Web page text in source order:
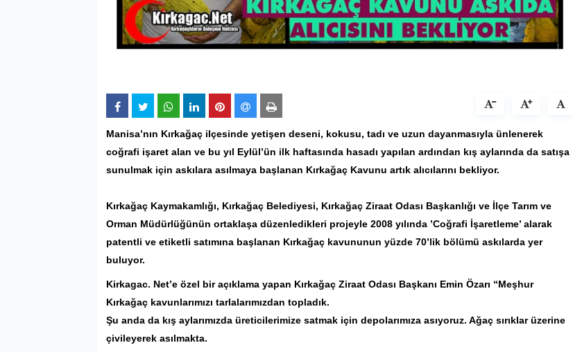
Manisa’nın Kırkağaç ilçesinde yetişen deseni, kokusu, tadı ve uzun dayanmasıyla ünlenerek
coğrafi işaret alan ve bu yıl Eylül’ün ilk haftasında hasadı yapılan ardından kış aylarında da satışa
sunulmak için askılara asılmaya başlanan Kırkağaç Kavunu artık alıcılarını bekliyor.
Kırkağaç Kaymakamlığı, Kırkağaç Belediyesi, Kırkağaç Ziraat Odası Başkanlığı ve İlçe Tarım ve
Orman Müdürlüğünün ortaklaşa düzenledikleri projeyle 2008 yılında ’Coğrafi İşaretleme’ alarak
patentli ve etiketli satımına başlanan Kırkağaç kavununun yüzde 70’lik bölümü askılarda yer
buluyor.
Kirkagac. Net’e özel bir açıklama yapan Kırkağaç Ziraat Odası Başkanı Emin Özarı “Meşhur
Kırkağaç kavunlarımızı tarlalarımızdan topladık.
Şu anda da kış aylarımızda üreticilerimize satmak için depolarımıza asıyoruz. Ağaç sırıklar üzerine
çivileyerek asılmakta.